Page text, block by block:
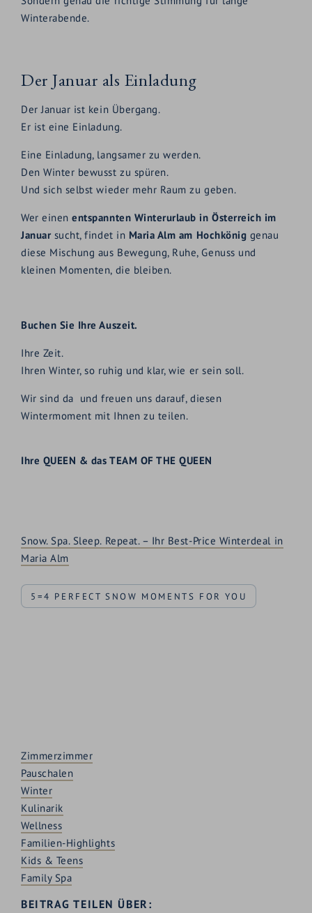
Winterabende.
Der Januar als Einladung
Der Januar ist kein Übergang.
Er ist eine Einladung.
Eine Einladung, langsamer zu werden.
Den Winter bewusst zu spüren.
Und sich selbst wieder mehr Raum zu geben.
Wer einenentspannten Winterurlaub in Österreich im
Januar sucht, findet in Maria Alm am Hochkönig genau
diese Mischung aus Bewegung, Ruhe, Genuss und
kleinen Momenten, die bleiben.
Buchen Sie Ihre Auszeit.
Ihre Zeit.
Ihren Winter, so ruhig und klar, wie er sein soll.
Wir sind da und freuen uns darauf, diesen
Wintermoment mit Ihnen zu teilen.
Ihre QUEEN & das TEAM OF THE QUEEN
Snow. Spa. Sleep. Repeat. – Ihr Best-Price Winterdeal in
Maria Alm
5=4 PERFECT SNOW MOMENTS FOR YOU
Zimmerzimmer
Pauschalen
Winter
Kulinarik
Wellness
Familien-Highlights
Kids & Teens
Family Spa
BEITRAG TEILEN ÜBER: